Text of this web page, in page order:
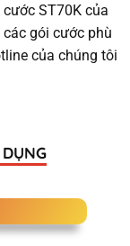
ST70K của
gói cước phù
của chúng tôi